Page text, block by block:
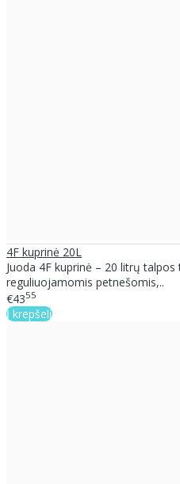
4F kuprinė 20L
Juoda 4F kuprinė – 20 litrų
reguliuojamomis petnešomis,..
€4355
Į krepšelį